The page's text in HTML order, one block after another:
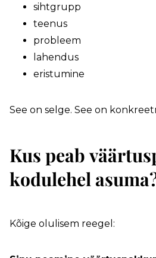
sihtgrupp
teenus
probleem
lahendus
eristumine
See on selge. See on
Kus peab
kodulehel
Kõige olulisem reegel: